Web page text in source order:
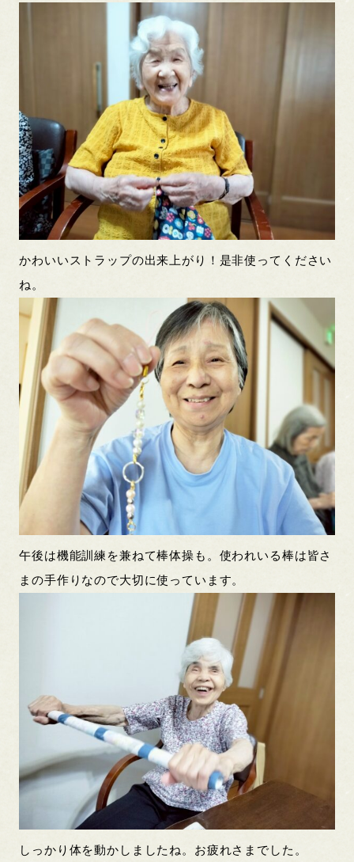
かわいいストラップの出来上がり！是非使ってください
ね。
午後は機能訓練を兼ねて棒体操も。使われいる棒は皆さ
まの手作りなので大切に使っています。
しっかり体を動かしましたね。お疲れさまでした。